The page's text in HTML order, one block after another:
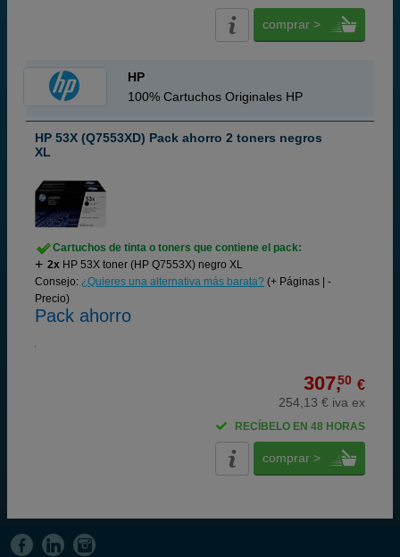
comprar >
HP
100% Cartuchos Originales HP
HP 53X (Q7553XD) Pack ahorro 2 toners negros
XL
Cartuchos de tinta o toners que contiene el pack:
2x HP 53X toner (HP Q7553X) negro XL
Consejo: ¿Quieres una alternativa más barata? (+ Páginas | -
Precio)
Pack ahorro
307,50 €
254,13 € iva ex
RECÍBELO EN 48 HORAS
comprar >